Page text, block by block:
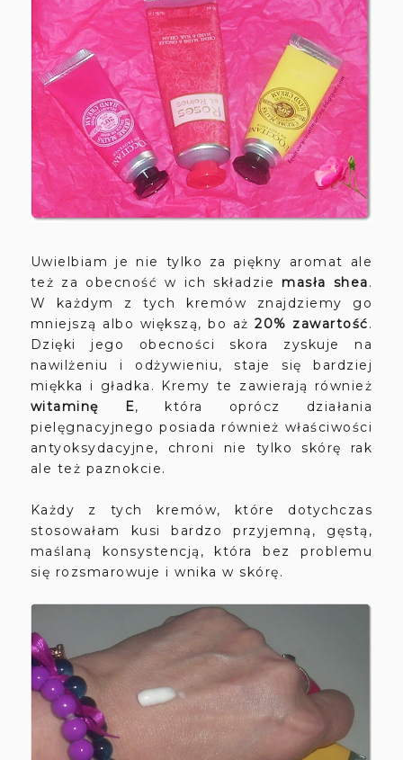
Uwielbiam je nie tylko za piękny aromat ale
też za obecność w ich składzie masła shea.
W każdym z tych kremów znajdziemy go
mniejszą albo większą, bo aż20% zawartość.
Dzięki jego obecności skora zyskuje na
nawilżeniu i odżywieniu, staje się bardziej
miękka i gładka. Kremy te zawierają również
witaminę E, która oprócz działania
pielęgnacyjnego posiada również właściwości
antyoksydacyjne, chroni nie tylko skórę rak
ale też paznokcie.
Każdy z tych kremów, które dotychczas
stosowałam kusi bardzo przyjemną, gęstą,
maślaną konsystencją, która bez problemu
się rozsmarowuje i wnika w skórę.